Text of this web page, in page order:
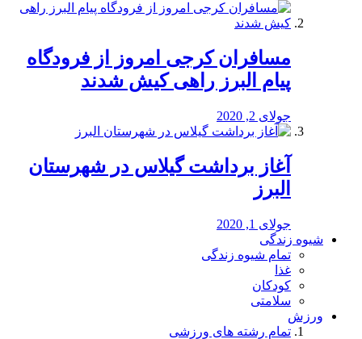
مسافران کرجی امروز از فرودگاه
پیام البرز راهی کیش شدند
جولای 2, 2020
آغاز برداشت گیلاس در شهرستان
البرز
جولای 1, 2020
شیوه زندگی
تمام شیوه زندگی
غذا
کودکان
سلامتی
ورزش
تمام رشته های ورزشی